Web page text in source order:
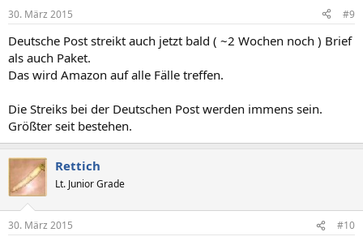
30. März 2015 #9
Deutsche Post streikt auch jetzt bald ( ~2 Wochen noch ) Brief
als auch Paket.
Das wird Amazon auf alle Fälle treffen.
Die Streiks bei der Deutschen Post werden immens sein.
Größter seit bestehen.
Rettich
Lt. Junior Grade
30. März 2015 #10